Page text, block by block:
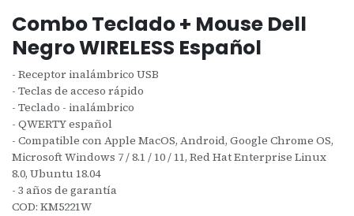
Combo Teclado + Mouse Dell
Negro WIRELESS Español
- Receptor inalámbrico USB
- Teclas de acceso rápido
- Teclado - inalámbrico
- QWERTY español
- Compatible con Apple MacOS, Android, Google Chrome OS,
Microsoft Windows 7 / 8.1 / 10 / 11, Red Hat Enterprise Linux
8.0, Ubuntu 18.04
- 3 años de garantía
COD: KM5221W